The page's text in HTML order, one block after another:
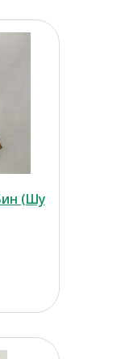
(Шу